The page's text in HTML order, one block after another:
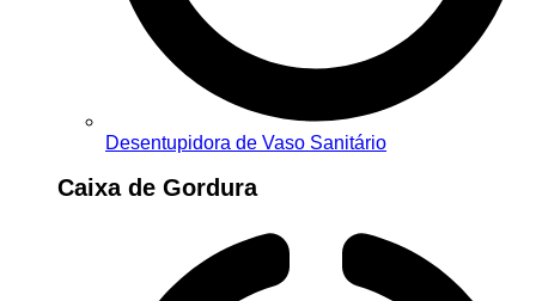
Desentupidora de Vaso Sanitário
Caixa de Gordura